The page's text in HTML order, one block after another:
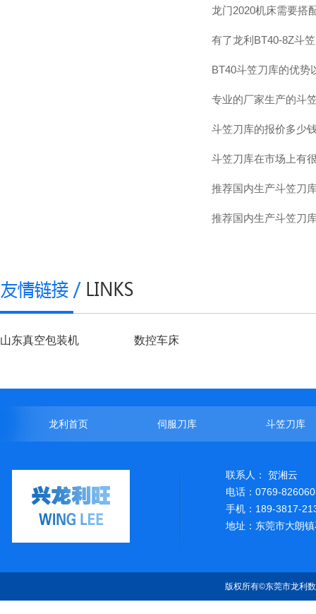
龙门2020机床需要搭
有了龙利BT40-8Z斗
BT40斗笠刀库的优势
专业的厂家生产的斗
斗笠刀库的报价多少
斗笠刀库在市场上有
推荐国内生产斗笠刀
推荐国内生产斗笠刀
山东真空包装机 数控车床
龙利首页 伺服刀库 斗笠刀库
联系人： 贺湘云
电话：0769-
手机：189-3817-
地址：东莞市大朗
版权所有©东莞市龙利